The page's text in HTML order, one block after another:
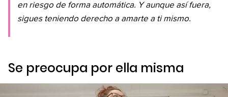
en riesgo de forma automática. Y aunque así fuera,
sigues teniendo derecho a amarte a ti mismo.
Se preocupa por ella misma